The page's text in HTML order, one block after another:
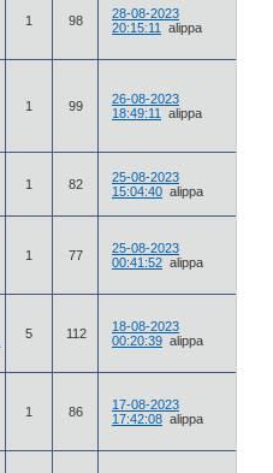
1 98
28-08-2023
20:15:11
alippa
1 99
26-08-2023
18:49:11
alippa
1 82
25-08-2023
15:04:40 alippa
1 77
25-08-2023
00:41:52 alippa
5 112
18-08-2023
00:20:39 alippa
1 86
17-08-2023
17:42:08 alippa